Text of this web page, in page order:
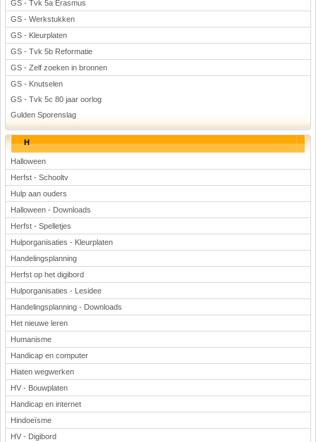
GS - Tvk 5a Erasmus
GS - Werkstukken
GS - Kleurplaten
GS - Tvk 5b Reformatie
GS - Zelf zoeken in bronnen
GS - Knutselen
GS - Tvk 5c 80 jaar oorlog
Gulden Sporenslag
H
Halloween
Herfst - Schooltv
Hulp aan ouders
Halloween - Downloads
Herfst - Spelletjes
Hulporganisaties - Kleurplaten
Handelingsplanning
Herfst op het digibord
Hulporganisaties - Lesidee
Handelingsplanning - Downloads
Het nieuwe leren
Humanisme
Handicap en computer
Hiaten wegwerken
HV - Bouwplaten
Handicap en internet
Hindoeïsme
HV - Digibord